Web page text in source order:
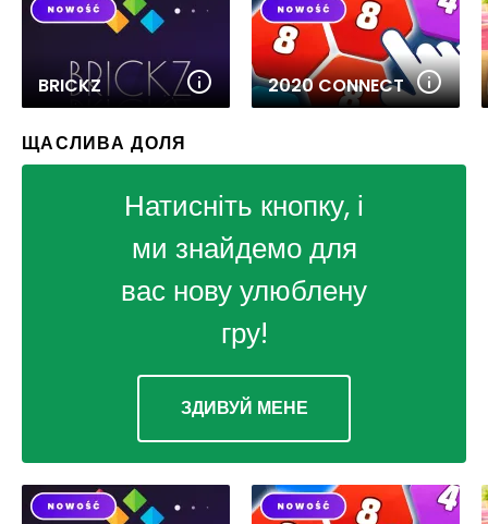
BRICKZ 2020 CONNECT
ЩАСЛИВА ДОЛЯ
Натисніть кнопку, і
ми знайдемо для
вас нову улюблену
гру!
ЗДИВУЙ МЕНЕ